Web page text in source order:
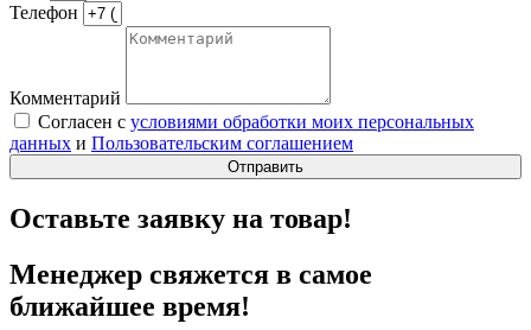
Телефон
Комментарий
Согласен с условиями обработки моих персональных
данных и Пользовательским соглашением
Отправить
Оставьте заявку на товар!
Менеджер свяжется в самое
ближайшее время!